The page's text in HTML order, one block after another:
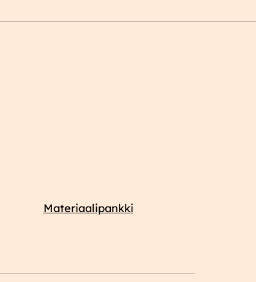
Materiaalipankki